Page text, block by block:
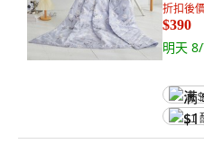
折扣後
$390
明天
满
$1